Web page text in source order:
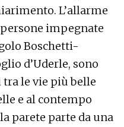
L’allarme
impegnate
Boschetti-
d’Uderle, sono
le vie più belle
e al contempo
parete parte da una